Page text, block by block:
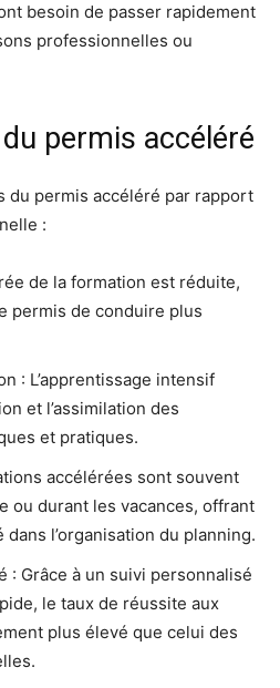
besoin de passer rapidement
professionnelles ou
permis accéléré
du permis accéléré par rapport
:
de la formation est réduite,
permis de conduire plus
: L’apprentissage intensif
et l’assimilation des
et pratiques.
accélérées sont souvent
ou durant les vacances, offrant
l’organisation du planning.
: Grâce à un suivi personnalisé
le taux de réussite aux
plus élevé que celui des